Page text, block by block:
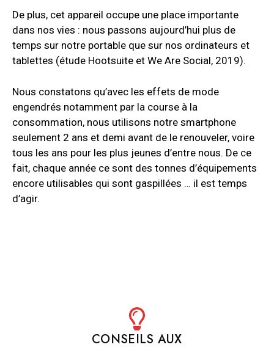
De plus, cet appareil occupe une place importante
dans nos vies : nous passons aujourd’hui plus de
temps sur notre portable que sur nos ordinateurs et
tablettes (étude Hootsuite et We Are Social, 2019).
Nous constatons qu’avec les effets de mode
engendrés notamment par la course à la
consommation, nous utilisons notre smartphone
seulement 2 ans et demi avant de le renouveler, voire
tous les ans pour les plus jeunes d’entre nous. De ce
fait, chaque année ce sont des tonnes d’équipements
encore utilisables qui sont gaspillées … il est temps
d’agir.
CONSEILS AUX